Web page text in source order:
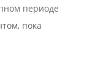
периоде
пока